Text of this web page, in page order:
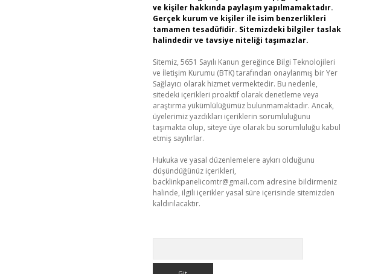
ve kişiler hakkında paylaşım yapılmamaktadır.
Gerçek kurum ve kişiler ile isim benzerlikleri
tamamen tesadüfidir. Sitemizdeki bilgiler taslak
halindedir ve tavsiye niteliği taşımazlar.
Sitemiz, 5651 Sayılı Kanun gereğince Bilgi Teknolojileri
ve İletişim Kurumu (BTK) tarafından onaylanmış bir Yer
Sağlayıcı olarak hizmet vermektedir. Bu nedenle,
sitedeki içerikleri proaktif olarak denetleme veya
araştırma yükümlülüğümüz bulunmamaktadır. Ancak,
üyelerimiz yazdıkları içeriklerin sorumluluğunu
taşımakta olup, siteye üye olarak bu sorumluluğu kabul
etmiş sayılırlar.
Hukuka ve yasal düzenlemelere aykırı olduğunu
düşündüğünüz içerikleri,
backlinkpanelicomtr@gmail.com adresine bildirmeniz
halinde, ilgili içerikler yasal süre içerisinde sitemizden
kaldırılacaktır.